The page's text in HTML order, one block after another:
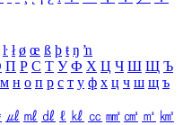
ŀ ł ø œ ß þ ŧ ŋ ŉ
П Р С Т У Ф Х Ц Ч Ш Щ Ъ
м н о п р с т у ф х ц ч ш щ ъ
㎕ ㎖ ㎗ ℓ ㎘ ㏄ ㎣ ㎤ ㎥ ㎦